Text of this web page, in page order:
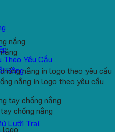
Yêu Cầu
Bông
Lưỡi Trai
nắng in logo theo yêu cầu
chống nắng